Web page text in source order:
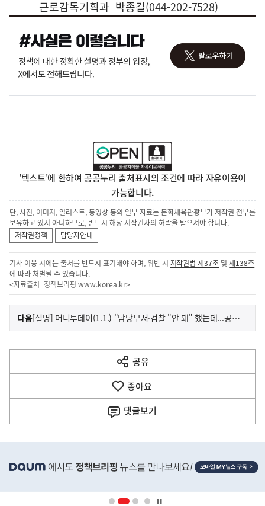
근로감독기획과 박종길(044-202-7528)
'텍스트'에 한하여 공공누리 출처표시의 조건에 따라 자유이용이
가능합니다.
단, 사진, 이미지, 일러스트, 동영상 등의 일부 자료는 문화체육관광부가 저작권 전부를
보유하고 있지 아니하므로, 반드시 해당 저작권자의 허락을 받으셔야 합니다.
저작권정책
담당자안내
기사 이용 시에는 출처를 반드시 표기해야 하며, 위반 시 저작권법 제37조 및제138조
에 따라 처벌될 수 있습니다.
<자료출처=정책브리핑 www.korea.kr>
이
전
다
음
다음기
사
[설명] 머니투데이(1.1.) "담당부서·검찰 "안 돼" 했는데...공정위의 쿠팡 최종 판단 주목" 기사 관련
공유
열
기
좋아요
댓글보기
단
배